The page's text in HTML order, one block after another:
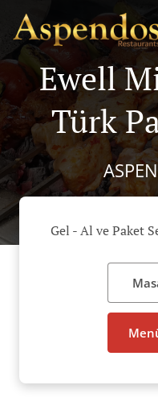
Ewell
Türk
Gel - Al ve Paket